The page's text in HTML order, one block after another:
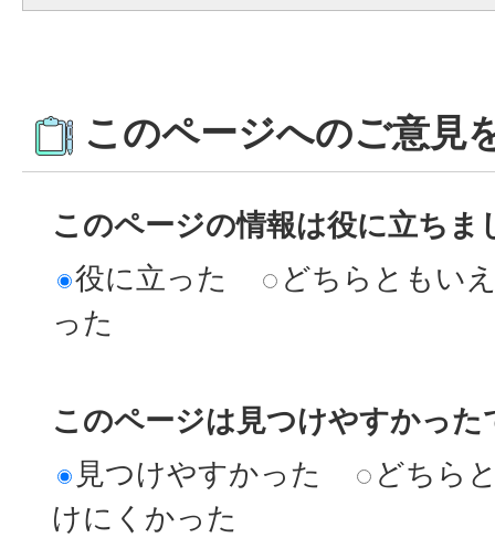
このページへのご意見
このページの情報は役に立ちま
役に立った
どちらともい
った
このページは見つけやすかった
見つけやすかった
どちら
けにくかった